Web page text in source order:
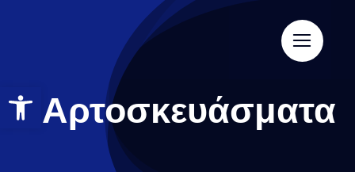
Αρτοσκευάσματα